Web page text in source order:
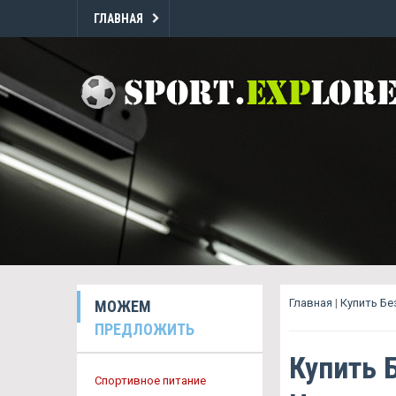
ГЛАВНАЯ
МОЖЕМ
ПРЕДЛОЖИТЬ
Спортивное питание
Главная | Купить
Купить